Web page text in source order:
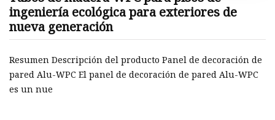
ingeniería ecológica para exteriores de
nueva generación
Resumen Descripción del producto Panel de decoración de
pared Alu-WPC El panel de decoración de pared Alu-WPC
es un nue